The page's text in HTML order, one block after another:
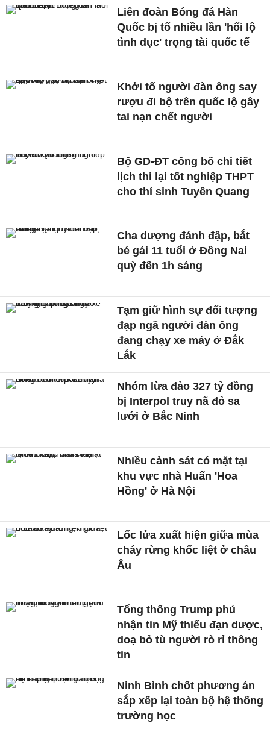
Liên đoàn Bóng đá Hàn
Quốc bị tố nhiều lần 'hối lộ
tình dục' trọng tài quốc tế
Khởi tố người đàn ông say
rượu đi bộ trên quốc lộ gây
tai nạn chết người
Bộ GD-ĐT công bố chi tiết
lịch thi lại tốt nghiệp THPT
cho thí sinh Tuyên Quang
Cha dượng đánh đập, bắt
bé gái 11 tuổi ở Đồng Nai
quỳ đến 1h sáng
Tạm giữ hình sự đối tượng
đạp ngã người đàn ông
đang chạy xe máy ở Đắk
Lắk
Nhóm lừa đảo 327 tỷ đồng
bị Interpol truy nã đỏ sa
lưới ở Bắc Ninh
Nhiều cảnh sát có mặt tại
khu vực nhà Huấn 'Hoa
Hồng' ở Hà Nội
Lốc lửa xuất hiện giữa mùa
cháy rừng khốc liệt ở châu
Âu
Tổng thống Trump phủ
nhận tin Mỹ thiếu đạn dược,
doạ bỏ tù người rò rỉ thông
tin
Ninh Bình chốt phương án
sắp xếp lại toàn bộ hệ thống
trường học